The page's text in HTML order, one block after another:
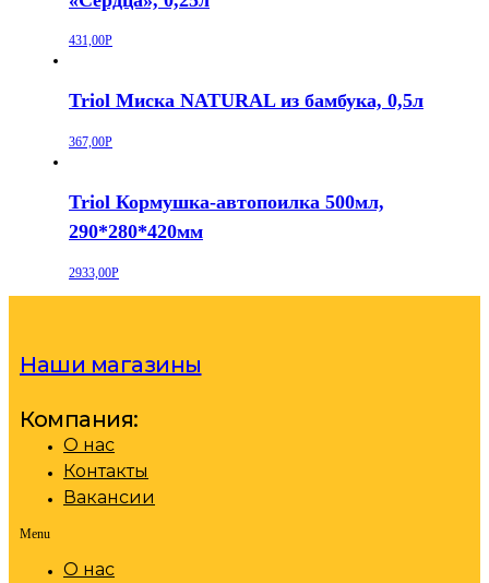
431,00Р
Triol Миска NATURAL из бамбука, 0,5л
367,00Р
Triol Кормушка-автопоилка 500мл,
290*280*420мм
2933,00Р
Наши магазины
Компания:
О нас
Контакты
Вакансии
Menu
О нас